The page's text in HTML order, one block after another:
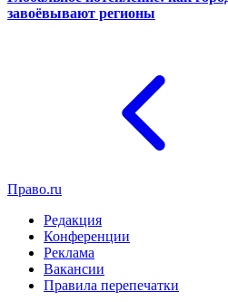
завоёвывают регионы
Право.ru
Редакция
Конференции
Реклама
Вакансии
Правила перепечатки